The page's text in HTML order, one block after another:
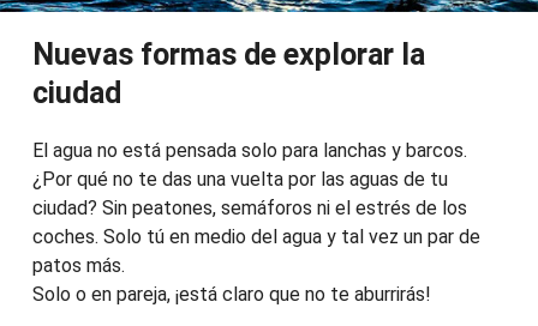
Nuevas formas de explorar la
ciudad
El agua no está pensada solo para lanchas y barcos.
¿Por qué no te das una vuelta por las aguas de tu
ciudad? Sin peatones, semáforos ni el estrés de los
coches. Solo tú en medio del agua y tal vez un par de
patos más.
Solo o en pareja, ¡está claro que no te aburrirás!